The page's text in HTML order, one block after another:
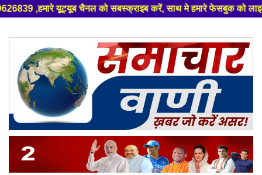
करें, साथ मे हमारे फेसबुक को लाइक जरूर करें ,
content